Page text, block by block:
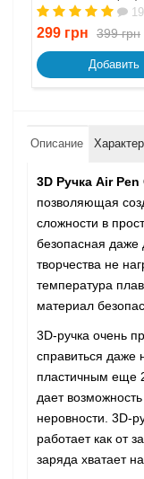
19
299 грн 399 грн
Добавить
Описание
3D Ручка Air
позволяющая
сложности в
безопасная даже
творчества не
температура
материал
3D-ручка очень
справиться даже
пластичным еще
дает
неровности. 3D-
работает как от
заряда хватает